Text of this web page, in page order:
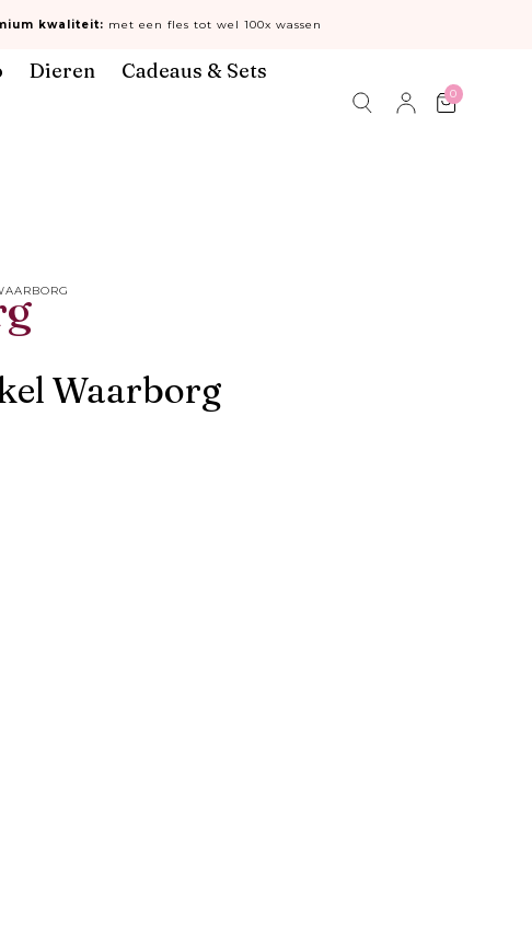
kwaliteit: met een fles tot wel 100x wassen
Dieren Cadeaus & Sets
0
Waarborg